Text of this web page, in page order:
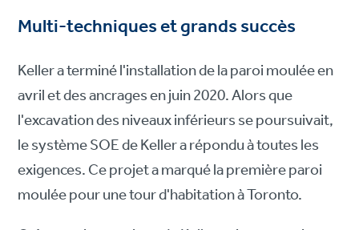
Multi-techniques et grands succès
Keller a terminé l'installation de la paroi moulée en
avril et des ancrages en juin 2020. Alors que
l'excavation des niveaux inférieurs se poursuivait,
le système SOE de Keller a répondu à toutes les
exigences. Ce projet a marqué la première paroi
moulée pour une tour d'habitation à Toronto.